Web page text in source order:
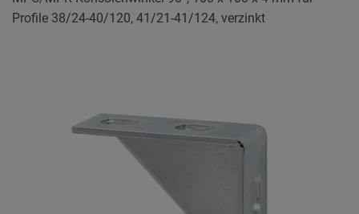
Profile 38/24-40/120, 41/21-41/124, verzinkt